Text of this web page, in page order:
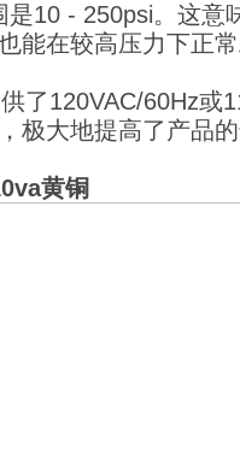
10 - 250psi。这意
能在较高压力下正
120VAC/60Hz或
极大地提高了产品
黄铜